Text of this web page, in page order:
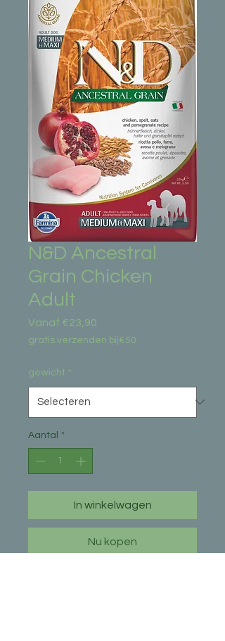
N&D Ancestral
Grain Chicken
Adult
Vanaf €23,90
gratis verzenden bij€50
gewicht *
Aantal *
In winkelwagen
Nu kopen